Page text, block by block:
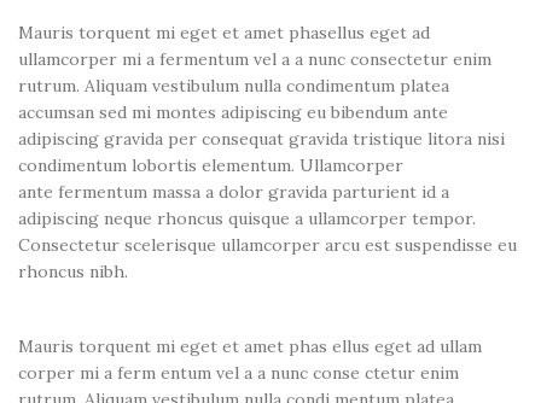
Mauris torquent mi eget et amet phasellus eget ad
ullamcorper mi a fermentum vel a a nunc consectetur enim
rutrum. Aliquam vestibulum nulla condimentum platea
accumsan sed mi montes adipiscing eu bibendum ante
adipiscing gravida per consequat gravida tristique litora nisi
condimentum lobortis elementum. Ullamcorper
ante fermentum massa a dolor gravida parturient id a
adipiscing neque rhoncus quisque a ullamcorper tempor.
Consectetur scelerisque ullamcorper arcu est suspendisse eu
rhoncus nibh.
Mauris torquent mi eget et amet phas ellus eget ad ullam
corper mi a ferm entum vel a a nunc conse ctetur enim